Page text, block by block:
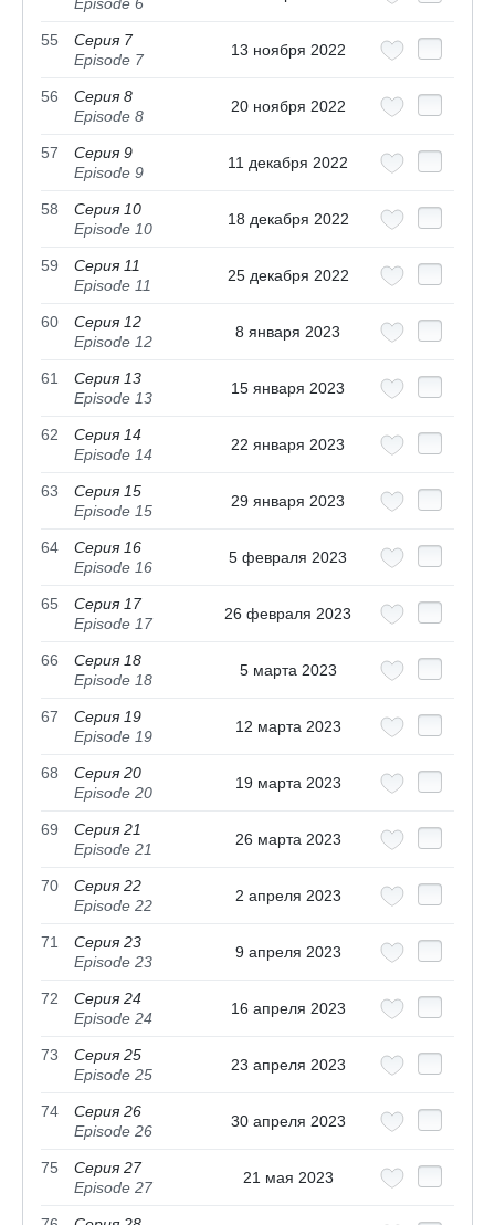
55
Серия 7
Episode 7
13 ноября 2022
56
Серия 8
Episode 8
20 ноября 2022
57
Серия 9
Episode 9
11 декабря 2022
58
Серия 10
Episode 10
18 декабря 2022
59
Серия 11
Episode 11
25 декабря 2022
60
Серия 12
Episode 12
8 января 2023
61
Серия 13
Episode 13
15 января 2023
62
Серия 14
Episode 14
22 января 2023
63
Серия 15
Episode 15
29 января 2023
64
Серия 16
Episode 16
5 февраля 2023
65
Серия 17
Episode 17
26 февраля 2023
66
Серия 18
Episode 18
5 марта 2023
67
Серия 19
Episode 19
12 марта 2023
68
Серия 20
Episode 20
19 марта 2023
69
Серия 21
Episode 21
26 марта 2023
70
Серия 22
Episode 22
2 апреля 2023
71
Серия 23
Episode 23
9 апреля 2023
72
Серия 24
Episode 24
16 апреля 2023
73
Серия 25
Episode 25
23 апреля 2023
74
Серия 26
Episode 26
30 апреля 2023
75
Серия 27
Episode 27
21 мая 2023